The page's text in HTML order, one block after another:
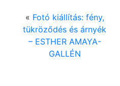
« Fotó kiállítás: fény,
tükröződés és árnyék
– ESTHER AMAYA-
GALLÉN